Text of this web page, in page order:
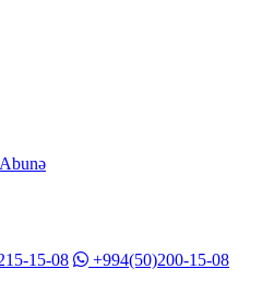
Abunə
15-08
+994(50)200-15-08